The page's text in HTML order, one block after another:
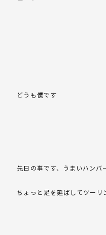
どうも僕です
先日の事です、うまいハンバ
ちょっと足を延ばしてツーリ